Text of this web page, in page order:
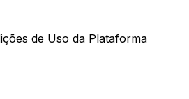
de Uso da Plataforma